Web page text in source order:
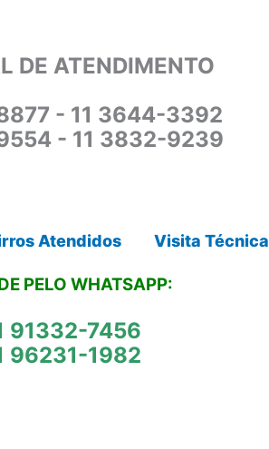
DE ATENDIMENTO
- 11 3644-3392
- 11 3832-9239
Atendidos Visita Técnica
PELO WHATSAPP:
91332-7456
96231-1982